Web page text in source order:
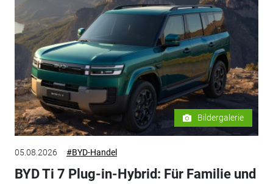
Bildergalerie
05.08.2026 #BYD-Handel
BYD Ti 7 Plug-in-Hybrid: Für Familie und